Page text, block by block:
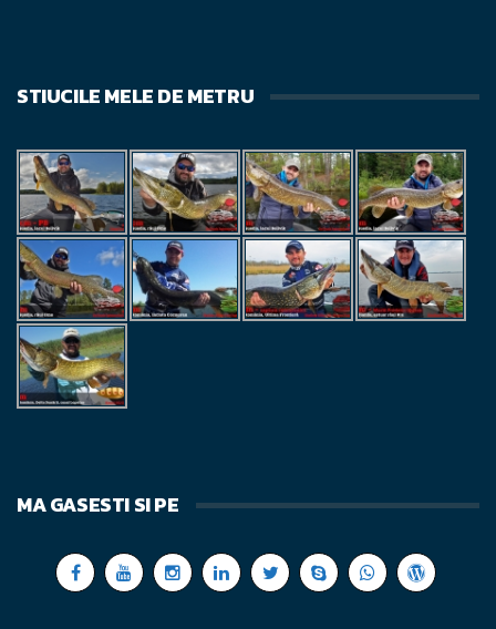
STIUCILE MELE DE METRU
MA GASESTI SI PE